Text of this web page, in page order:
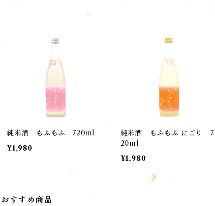
純米酒 もふもふ 720ml
¥1,980
純米酒 もふもふ にごり 7
20ml
¥1,980
おすすめ商品